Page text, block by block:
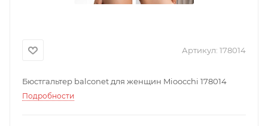
Артикул: 178014
Бюстгальтер balconet для женщин Mioocchi 178014
Подробности